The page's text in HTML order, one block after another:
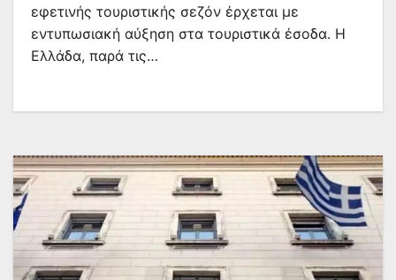
εφετινής τουριστικής σεζόν έρχεται με
εντυπωσιακή αύξηση στα τουριστικά έσοδα. Η
Ελλάδα, παρά τις…